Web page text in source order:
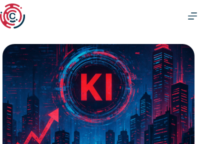
Zum
Inhalt
springen